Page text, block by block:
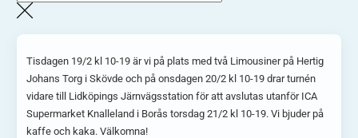
efter:
Tisdagen 19/2 kl 10-19 är vi på plats med två Limousiner på Hertig
Johans Torg i Skövde och på onsdagen 20/2 kl 10-19 drar turnén
vidare till Lidköpings Järnvägsstation för att avslutas utanför ICA
Supermarket Knalleland i Borås torsdag 21/2 kl 10-19. Vi bjuder på
kaffe och kaka. Välkomna!